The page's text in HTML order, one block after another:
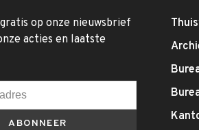
op onze nieuwsbrief
acties en laatste
ABONNEER